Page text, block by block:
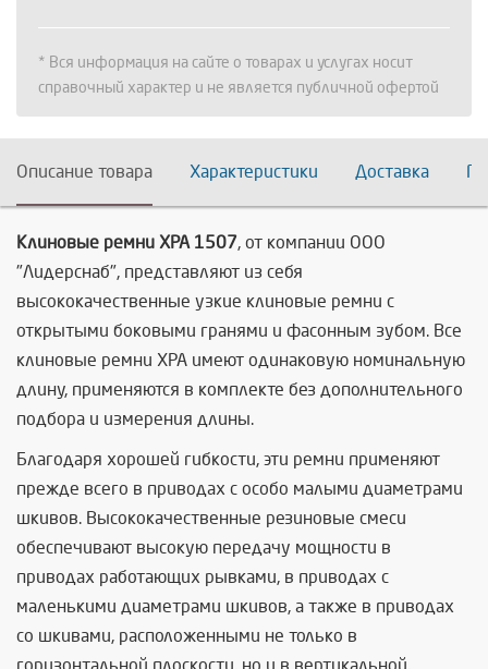
* Вся информация на сайте о товарах и услугах носит
справочный характер и не является публичной офертой
Описание товара Характеристики Доставка
Клиновые ремни XPA 1507, от компании ООО
"Лидерснаб", представляют из себя
высококачественные узкие клиновые ремни с
открытыми боковыми гранями и фасонным зубом. Все
клиновые ремни XPA имеют одинаковую номинальную
длину, применяются в комплекте без дополнительного
подбора и измерения длины.
Благодаря хорошей гибкости, эти ремни применяют
прежде всего в приводах с особо малыми диаметрами
шкивов. Высококачественные резиновые смеси
обеспечивают высокую передачу мощности в
приводах работающих рывками, в приводах с
маленькими диаметрами шкивов, а также в приводах
со шкивами, расположенными не только в
горизонтальной плоскости, но и в вертикальной.